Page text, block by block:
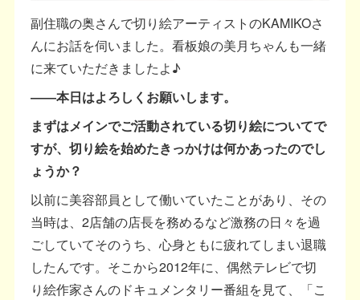
副住職の奥さんで切り絵アーティストのKAMIKOさ
んにお話を伺いました。看板娘の美月ちゃんも一緒
に来ていただきましたよ♪
――本日はよろしくお願いします。
まずはメインでご活動されている切り絵についてで
すが、切り絵を始めたきっかけは何かあったのでし
ょうか？
以前に美容部員として働いていたことがあり、その
当時は、2店舗の店長を務めるなど激務の日々を過
ごしていてそのうち、心身ともに疲れてしまい退職
したんです。そこから2012年に、偶然テレビで切
り絵作家さんのドキュメンタリー番組を見て、「こ